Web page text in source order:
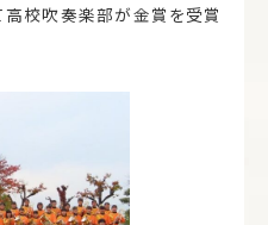
高校吹奏楽部が金賞を受賞